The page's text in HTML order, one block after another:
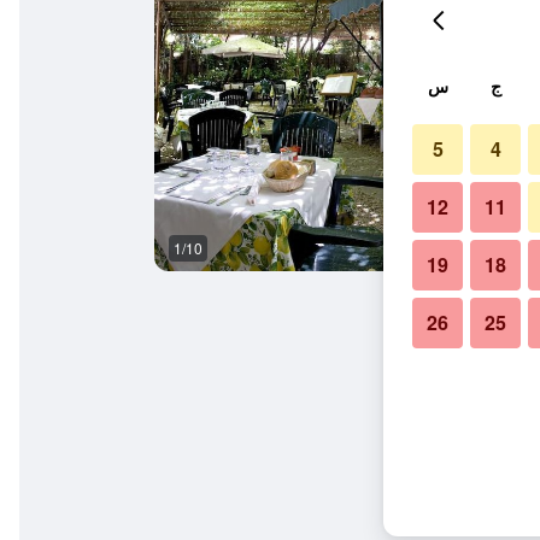
1/10
ج س
4
5
11
12
18
19
25
26